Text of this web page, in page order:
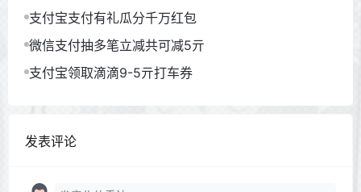
支付宝支付有礼瓜分千万红包
微信支付抽多笔立减共可减5亓
支付宝领取滴滴9-5亓打车券
发表评论